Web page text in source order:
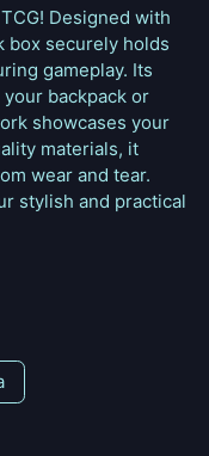
Designed with
box securely holds
gameplay. Its
backpack or
showcases your
materials, it
wear and tear.
stylish and practical